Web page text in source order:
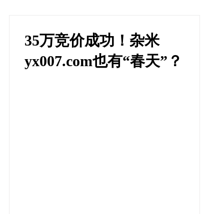
35万竞价成功！杂米
yx007.com也有“春天”？